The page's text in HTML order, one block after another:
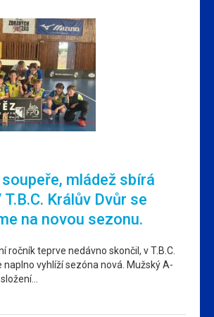
mládež sbírá
Králův Dvůr se
na novou sezonu.
ročník teprve nedávno skončil, v T.B.C.
naplno vyhlíží sezóna nová. Mužský A-